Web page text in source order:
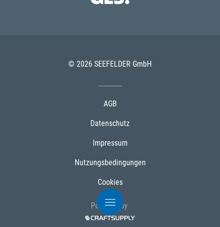
© 2026 SEEFELDER GmbH
AGB
Datenschutz
Impressum
Nutzungsbedingungen
Cookies
Powered by